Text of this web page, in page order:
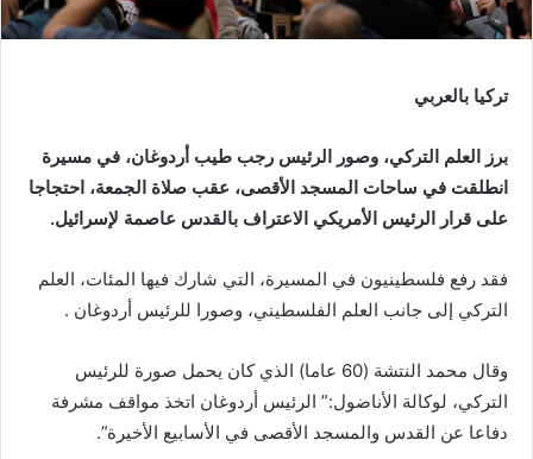
تركيا بالعربي
برز العلم التركي، وصور الرئيس رجب طيب أردوغان، في مسيرة
انطلقت في ساحات المسجد الأقصى، عقب صلاة الجمعة، احتجاجا
على قرار الرئيس الأمريكي الاعتراف بالقدس عاصمة لإسرائيل.
فقد رفع فلسطينيون في المسيرة، التي شارك فيها المئات، العلم
التركي إلى جانب العلم الفلسطيني، وصورا للرئيس أردوغان .
وقال محمد النتشة (60 عاما) الذي كان يحمل صورة للرئيس
التركي، لوكالة الأناضول:” الرئيس أردوغان اتخذ مواقف مشرفة
دفاعا عن القدس والمسجد الأقصى في الأسابيع الأخيرة”.